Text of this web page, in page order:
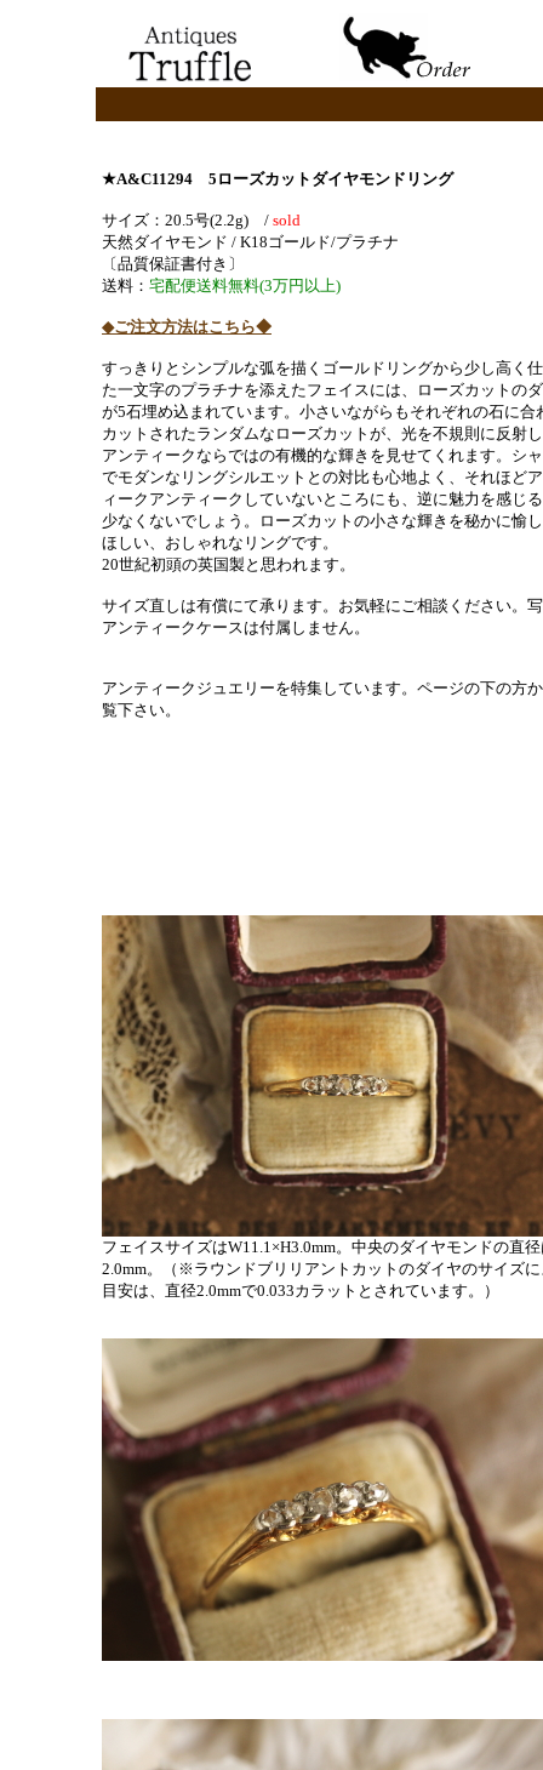
★A&C11294 5ローズカットダイヤモンドリング
サイズ：20.5号(2.2g) / sold
天然ダイヤモンド / K18ゴールド/プラチナ
〔品質保証書付き〕
送料： 宅配便送料無料(3万円以上)
◆ご注文方法はこちら◆
すっきりとシンプルな弧を描くゴールドリングから少し高く
た一文字のプラチナを添えたフェイスには、ローズカットの
が5石埋め込まれています。小さいながらもそれぞれの石に合
カットされたランダムなローズカットが、光を不規則に反射
アンティークならではの有機的な輝きを見せてくれます。シ
でモダンなリングシルエットとの対比も心地よく、それほど
ィークアンティークしていないところにも、逆に魅力を感じ
少なくないでしょう。ローズカットの小さな輝きを秘かに愉
ほしい、おしゃれなリングです。
20世紀初頭の英国製と思われます。
サイズ直しは有償にて承ります。お気軽にご相談ください。
アンティークケースは付属しません。
アンティークジュエリーを特集しています。ページの下の方
覧下さい。
フェイスサイズはW11.1×H3.0mm。中央のダイヤモンドの直
2.0mm。（※ラウンドブリリアントカットのダイヤのサイズ
目安は、直径2.0mmで0.033カラットとされています。）